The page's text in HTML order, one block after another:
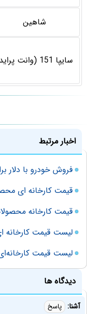
شاهین
سایپا 151 (وانت پراید)
اخبار مرتبط
فروش خودرو با دلار
قیمت کارخانه ای
قیمت کارخانه محصولات
لیست قیمت کارخانه ای
لیست قیمت
دیدگاه ها
آشنا: پاسخ